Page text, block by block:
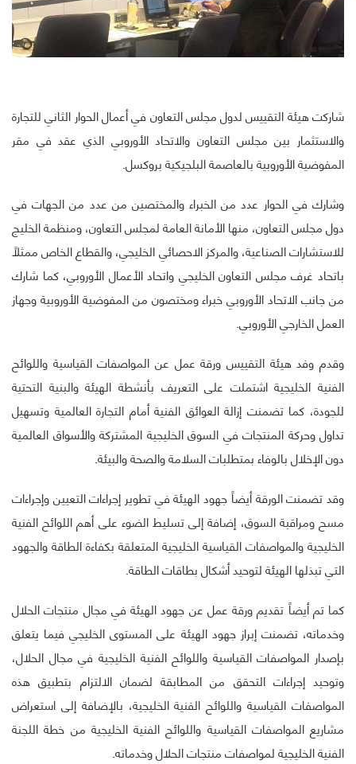
شاركت هيئة التقييس لدول مجلس التعاون في أعمال الحوار الثاني للتجارة
والاستثمار بين مجلس التعاون والاتحاد الأوروبي الذي عقد في مقر
المفوضية الأوروبية بالعاصمة البلجيكية بروكسل.
وشارك في الحوار عدد من الخبراء والمختصين من عدد من الجهات في
دول مجلس التعاون، منها الأمانة العامة لمجلس التعاون، ومنظمة الخليج
للاستشارات الصناعية، والمركز الاحصائي الخليجي، والقطاع الخاص ممثلاً
باتحاد غرف مجلس التعاون الخليجي واتحاد الأعمال الأوروبي، كما شارك
من جانب الاتحاد الأوروبي خبراء ومختصون من المفوضية الأوروبية وجهاز
العمل الخارجي الأوروبي.
وقدم وفد هيئة التقييس ورقة عمل عن المواصفات القياسية واللوائح
الفنية الخليجية اشتملت على التعريف بأنشطة الهيئة والبنية التحتية
للجودة، كما تضمنت إزالة العوائق الفنية أمام التجارة العالمية وتسهيل
تداول وحركة المنتجات في السوق الخليجية المشتركة والأسواق العالمية
دون الإخلال بالوفاء بمتطلبات السلامة والصحة والبيئة.
وقد تضمنت الورقة أيضاً جهود الهيئة في تطوير إجراءات التعيين وإجراءات
مسح ومراقبة السوق، إضافة إلى تسليط الضوء على أهم اللوائح الفنية
الخليجية والمواصفات القياسية الخليجية المتعلقة بكفاءة الطاقة والجهود
التي تبذلها الهيئة لتوحيد أشكال بطاقات الطاقة.
كما تم أيضاً تقديم ورقة عمل عن جهود الهيئة في مجال منتجات الحلال
وخدماته، تضمنت إبراز جهود الهيئة على المستوى الخليجي فيما يتعلق
بإصدار المواصفات القياسية واللوائح الفنية الخليجية في مجال الحلال،
وتوحيد إجراءات التحقق من المطابقة لضمان الالتزام بتطبيق هذه
المواصفات القياسية واللوائح الفنية الخليجية، بالإضافة إلى استعراض
مشاريع المواصفات القياسية واللوائح الفنية الخليجية من خطة اللجنة
الفنية الخليجية لمواصفات منتجات الحلال وخدماته.